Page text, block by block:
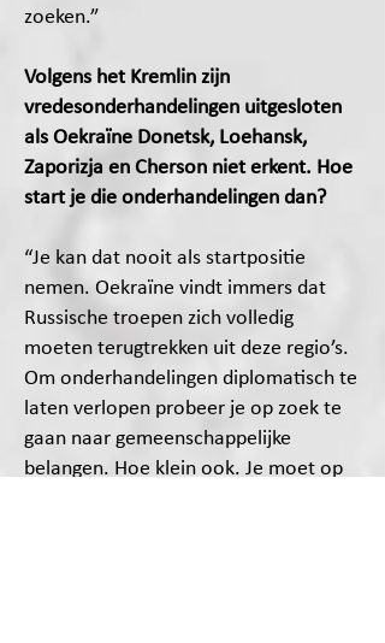
zoeken.”
Volgens het Kremlin zijn
vredesonderhandelingen uitgesloten
als Oekraïne Donetsk, Loehansk,
Zaporizja en Cherson niet erkent. Hoe
start je die onderhandelingen dan?
“Je kan dat nooit als startpositie
nemen. Oekraïne vindt immers dat
Russische troepen zich volledig
moeten terugtrekken uit deze regio’s.
Om onderhandelingen diplomatisch te
laten verlopen probeer je op zoek te
gaan naar gemeenschappelijke
belangen. Hoe klein ook. Je moet op